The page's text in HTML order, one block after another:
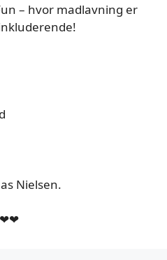
– hvor madlavning er
Nielsen.